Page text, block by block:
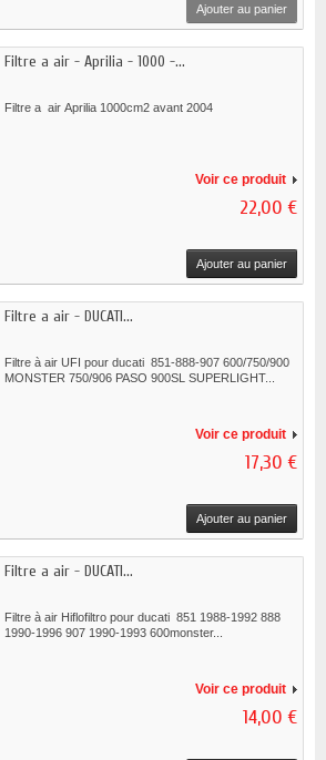
Ajouter au panier
Filtre a air - Aprilia - 1000 -...
Filtre a air Aprilia 1000cm2 avant 2004
Voir ce produit
22,00 €
Ajouter au panier
Filtre a air - DUCATI...
Filtre à air UFI pour ducati 851-888-907 600/750/900
MONSTER 750/906 PASO 900SL SUPERLIGHT...
Voir ce produit
17,30 €
Ajouter au panier
Filtre a air - DUCATI...
Filtre à air Hiflofiltro pour ducati 851 1988-1992 888
1990-1996 907 1990-1993 600monster...
Voir ce produit
14,00 €